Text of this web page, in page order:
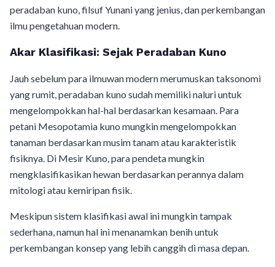
peradaban kuno, filsuf Yunani yang jenius, dan perkembangan
ilmu pengetahuan modern.
Akar Klasifikasi: Sejak Peradaban Kuno
Jauh sebelum para ilmuwan modern merumuskan taksonomi
yang rumit, peradaban kuno sudah memiliki naluri untuk
mengelompokkan hal-hal berdasarkan kesamaan. Para
petani Mesopotamia kuno mungkin mengelompokkan
tanaman berdasarkan musim tanam atau karakteristik
fisiknya. Di Mesir Kuno, para pendeta mungkin
mengklasifikasikan hewan berdasarkan perannya dalam
mitologi atau kemiripan fisik.
Meskipun sistem klasifikasi awal ini mungkin tampak
sederhana, namun hal ini menanamkan benih untuk
perkembangan konsep yang lebih canggih di masa depan.